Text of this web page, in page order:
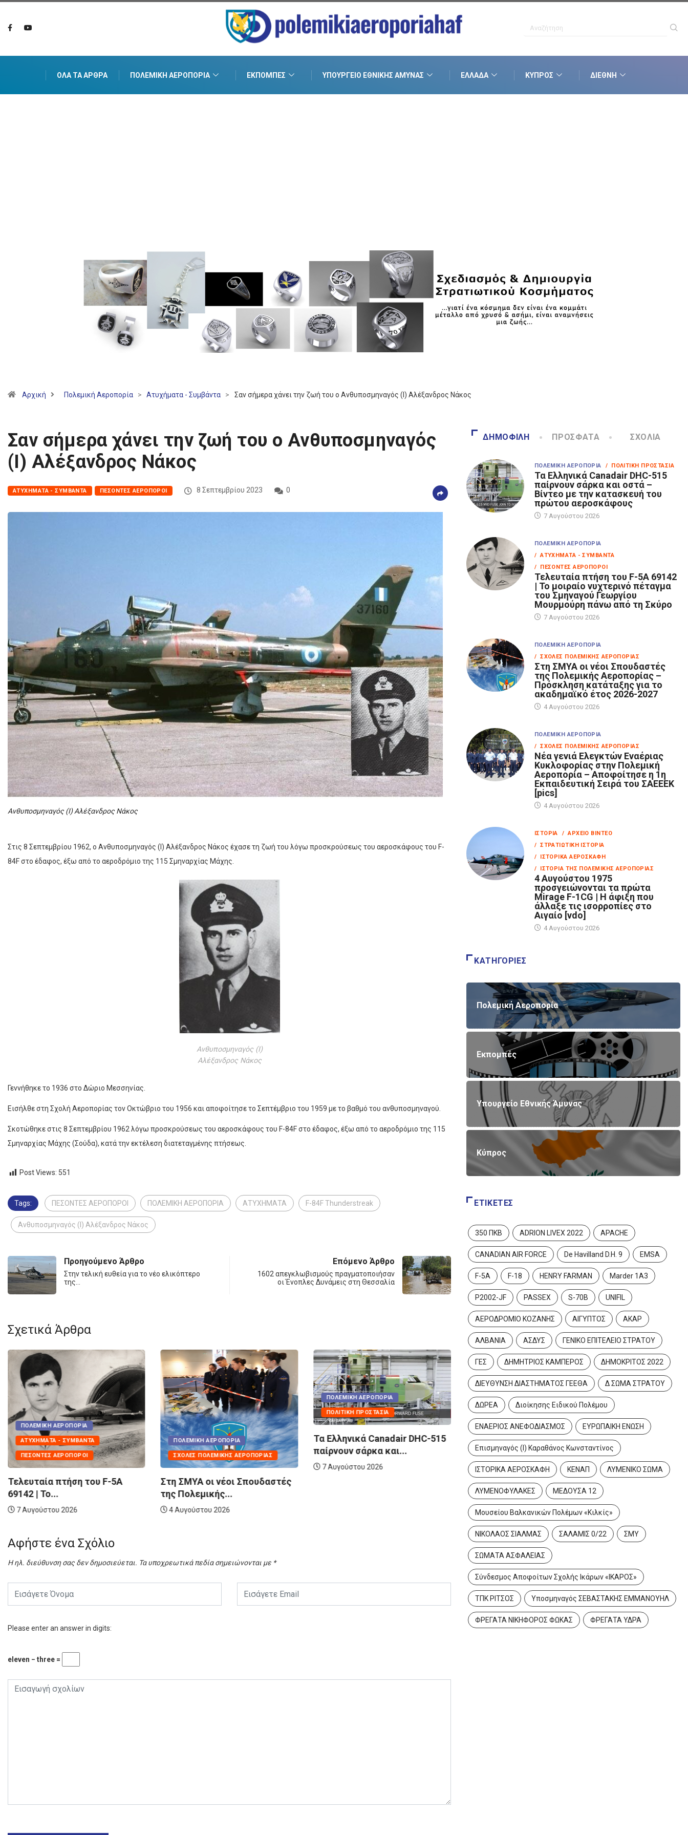
ΌΛΑ ΤΑ ΆΡΘΡΑ ΠΟΛΕΜΙΚΉ ΑΕΡΟΠΟΡΊΑ ΕΚΠΟΜΠΈΣ ΥΠΟΥΡΓΕΊΟ ΕΘΝΙΚΉΣ ΆΜΥΝΑΣ ΕΛΛΆΔΑ ΚΎΠΡΟΣ ΔΙΕΘΝΉ
Αρχική Πολεμική Αεροπορία > Ατυχήματα - Συμβάντα > Σαν σήμερα χάνει την ζωή του ο Ανθυποσμηναγός (Ι) Αλέξανδρος Νάκος
Σαν σήμερα χάνει την ζωή του ο Ανθυποσμηναγός
(Ι) Αλέξανδρος Νάκος
ΑΤΥΧΉΜΑΤΑ - ΣΥΜΒΆΝΤΑ ΠΕΣΌΝΤΕΣ ΑΕΡΟΠΌΡΟΙ 8 Σεπτεμβρίου 2023 0
Ανθυποσμηναγός (Ι) Αλέξανδρος Νάκος
Στις 8 Σεπτεμβρίου 1962, ο Ανθυποσμηναγός (Ι) Αλέξανδρος Νάκος έχασε τη ζωή του λόγω προσκρούσεως του αεροσκάφους του F-
84F στο έδαφος, έξω από το αεροδρόμιο της 115 Σμηναρχίας Μάχης.
Ανθυποσμηναγός (Ι)
Αλέξανδρος Νάκος
Γεννήθηκε το 1936 στο Δώριο Μεσσηνίας.
Εισήλθε στη Σχολή Αεροπορίας τον Οκτώβριο του 1956 και αποφοίτησε το Σεπτέμβριο του 1959 με το βαθμό του ανθυποσμηναγού.
Σκοτώθηκε στις 8 Σεπτεμβρίου 1962 λόγω προσκρούσεως του αεροσκάφους του F-84F στο έδαφος, έξω από το αεροδρόμιο της 115
Σμηναρ­χίας Μάχης (Σούδα), κατά την εκτέλεση διατε­ταγ­μένης πτήσεως.
Post Views: 551
Tags: ΠΕΣΟΝΤΕΣ ΑΕΡΟΠΟΡΟΙ ΠΟΛΕΜΙΚΗ ΑΕΡΟΠΟΡΙΑ ΑΤΥΧΗΜΑΤΑ F-84F Thunderstreak
Ανθυποσμηναγός (Ι) Αλέξανδρος Νάκος
Προηγούμενο Άρθρο
Στην τελική ευθεία για το νέο ελικόπτερο
της…
Επόμενο Άρθρο
1602 απεγκλωβισμούς πραγματοποιήσαν
οι Ένοπλες Δυνάμεις στη Θεσσαλία
Σχετικά Άρθρα
ΠΟΛΕΜΙΚΉ ΑΕΡΟΠΟΡΊΑ
ΣΧΟΛΈΣ ΠΟΛΕΜΙΚΉΣ ΑΕΡΟΠΟΡΊΑΣ
Στη ΣΜΥΑ οι νέοι Σπουδαστές
της Πολεμικής...
4 Αυγούστου 2026
ΠΟΛΕΜΙΚΉ ΑΕΡΟΠΟΡΊΑ
ΠΟΛΙΤΙΚΉ ΠΡΟΣΤΑΣΊΑ
Τα Eλληνικά Canadair DHC-515
παίρνουν σάρκα και...
7 Αυγούστου 2026
ΠΟΛΕΜΙΚΉ ΑΕΡΟΠΟΡΊΑ
ΑΤΥΧΉΜΑΤΑ - ΣΥΜΒΆΝΤΑ
ΠΕΣΌΝΤΕΣ ΑΕΡΟΠΌΡΟΙ
ΠΟΛΕΜΙΚΉ ΑΕΡΟΠΟΡΊΑ
ΣΧΟΛΈΣ ΠΟΛΕΜΙΚΉΣ ΑΕΡΟΠΟΡΊΑΣ
Στη ΣΜΥΑ οι νέοι Σπουδαστές
της Πολεμικής...
4 Αυγούστου 2026
Αφήστε ένα Σχόλιο
Η ηλ. διεύθυνση σας δεν δημοσιεύεται. Τα υποχρεωτικά πεδία σημειώνονται με *
Please enter an answer in digits:
eleven − three =
ΔΗΜΟΦΙΛΉ ΠΡΌΣΦΑΤΑ ΣΧΌΛΙΑ
ΠΟΛΕΜΙΚΉ ΑΕΡΟΠΟΡΊΑ / ΠΟΛΙΤΙΚΉ ΠΡΟΣΤΑΣΊΑ
Τα Eλληνικά Canadair DHC-515
παίρνουν σάρκα και οστά –
Βίντεο με την κατασκευή του
πρώτου αεροσκάφους
7 Αυγούστου 2026
ΠΟΛΕΜΙΚΉ ΑΕΡΟΠΟΡΊΑ
/ ΑΤΥΧΉΜΑΤΑ - ΣΥΜΒΆΝΤΑ
/ ΠΕΣΌΝΤΕΣ ΑΕΡΟΠΌΡΟΙ
Τελευταία πτήση του F-5A 69142
| Το μοιραίο νυχτερινό πέταγμα
του Σμηναγού Γεωργίου
Μουρμούρη πάνω από τη Σκύρο
7 Αυγούστου 2026
ΠΟΛΕΜΙΚΉ ΑΕΡΟΠΟΡΊΑ
/ ΣΧΟΛΈΣ ΠΟΛΕΜΙΚΉΣ ΑΕΡΟΠΟΡΊΑΣ
Στη ΣΜΥΑ οι νέοι Σπουδαστές
της Πολεμικής Αεροπορίας –
Πρόσκληση κατάταξης για το
ακαδημαϊκό έτος 2026-2027
4 Αυγούστου 2026
ΠΟΛΕΜΙΚΉ ΑΕΡΟΠΟΡΊΑ
/ ΣΧΟΛΈΣ ΠΟΛΕΜΙΚΉΣ ΑΕΡΟΠΟΡΊΑΣ
Νέα γενιά Ελεγκτών Εναέριας
Κυκλοφορίας στην Πολεμική
Αεροπορία – Αποφοίτησε η 1η
Εκπαιδευτική Σειρά του ΣΑΕΕΕΚ
[pics]
4 Αυγούστου 2026
ΙΣΤΟΡΊΑ
/ ΑΡΧΕΊΟ ΒΊΝΤΕΟ
/ ΣΤΡΑΤΙΩΤΙΚΉ ΙΣΤΟΡΊΑ
/ ΙΣΤΟΡΙΚΆ ΑΕΡΟΣΚΆΦΗ
/ ΙΣΤΟΡΊΑ ΤΗΣ ΠΟΛΕΜΙΚΉΣ ΑΕΡΟΠΟΡΊΑΣ
4 Αυγούστου 1975
προσγειώνονται τα πρώτα
Mirage F-1CG | Η άφιξη που
άλλαξε τις ισορροπίες στο
Αιγαίο [vdo]
4 Αυγούστου 2026
ΚΑΤΗΓΟΡΊΕΣ
Πολεμική Αεροπορία
Εκπομπές
Υπουργείο Εθνικής Άμυνας
Κύπρος
ΕΤΙΚΈΤΕΣ
350 ΠΚΒ ADRION LIVEX 2022 APACHE
CANADIAN AIR FORCE De Havilland D.H. 9 EMSA
F-5A F-18 HENRY FARMAN Marder 1A3
P2002-JF PASSEX S-70B UNIFIL
ΑΕΡΟΔΡΟΜΙΟ ΚΟΖΑΝΗΣ ΑΙΓΥΠΤΟΣ ΑΚΑΡ
ΑΛΒΑΝΙΑ ΑΣΔΥΣ ΓΕΝΙΚΟ ΕΠΙΤΕΛΕΙΟ ΣΤΡΑΤΟΥ
ΓΕΣ ΔΗΜΗΤΡΙΟΣ ΚΑΜΠΕΡΟΣ ΔΗΜΟΚΡΙΤΟΣ 2022
ΔΙΕΥΘΥΝΣΗ ΔΙΑΣΤΗΜΑΤΟΣ ΓΕΕΘΑ Δ ΣΩΜΑ ΣΤΡΑΤΟΥ
ΔΩΡΕΑ Διοίκησης Ειδικού Πολέμου
ΕΝΑΕΡΙΟΣ ΑΝΕΦΟΔΙΑΣΜΟΣ ΕΥΡΩΠΑΙΚΗ ΕΝΩΣΗ
Επισμηναγός (Ι) Καραθάνος Κωνσταντίνος
ΙΣΤΟΡΙΚΑ ΑΕΡΟΣΚΑΦΗ ΚΕΝΑΠ ΛΥΜΕΝΙΚΟ ΣΩΜΑ
ΛΥΜΕΝΟΦΥΛΑΚΕΣ ΜΕΔΟΥΣΑ 12
Μουσείου Βαλκανικών Πολέμων «Κιλκίς»
ΝΙΚΟΛΑΟΣ ΣΙΑΛΜΑΣ ΣΑΛΑΜΙΣ 0/22 ΣΜΥ
ΣΩΜΑΤΑ ΑΣΦΑΛΕΙΑΣ
Σύνδεσμος Αποφοίτων Σχολής Ικάρων «ΙΚΑΡΟΣ»
ΤΠΚ ΡΙΤΣΟΣ Υποσμηναγός ΣΕΒΑΣΤΑΚΗΣ ΕΜΜΑΝΟΥΗΛ
ΦΡΕΓΑΤΑ ΝΙΚΗΦΟΡΟΣ ΦΩΚΑΣ ΦΡΕΓΑΤΑ ΥΔΡΑ